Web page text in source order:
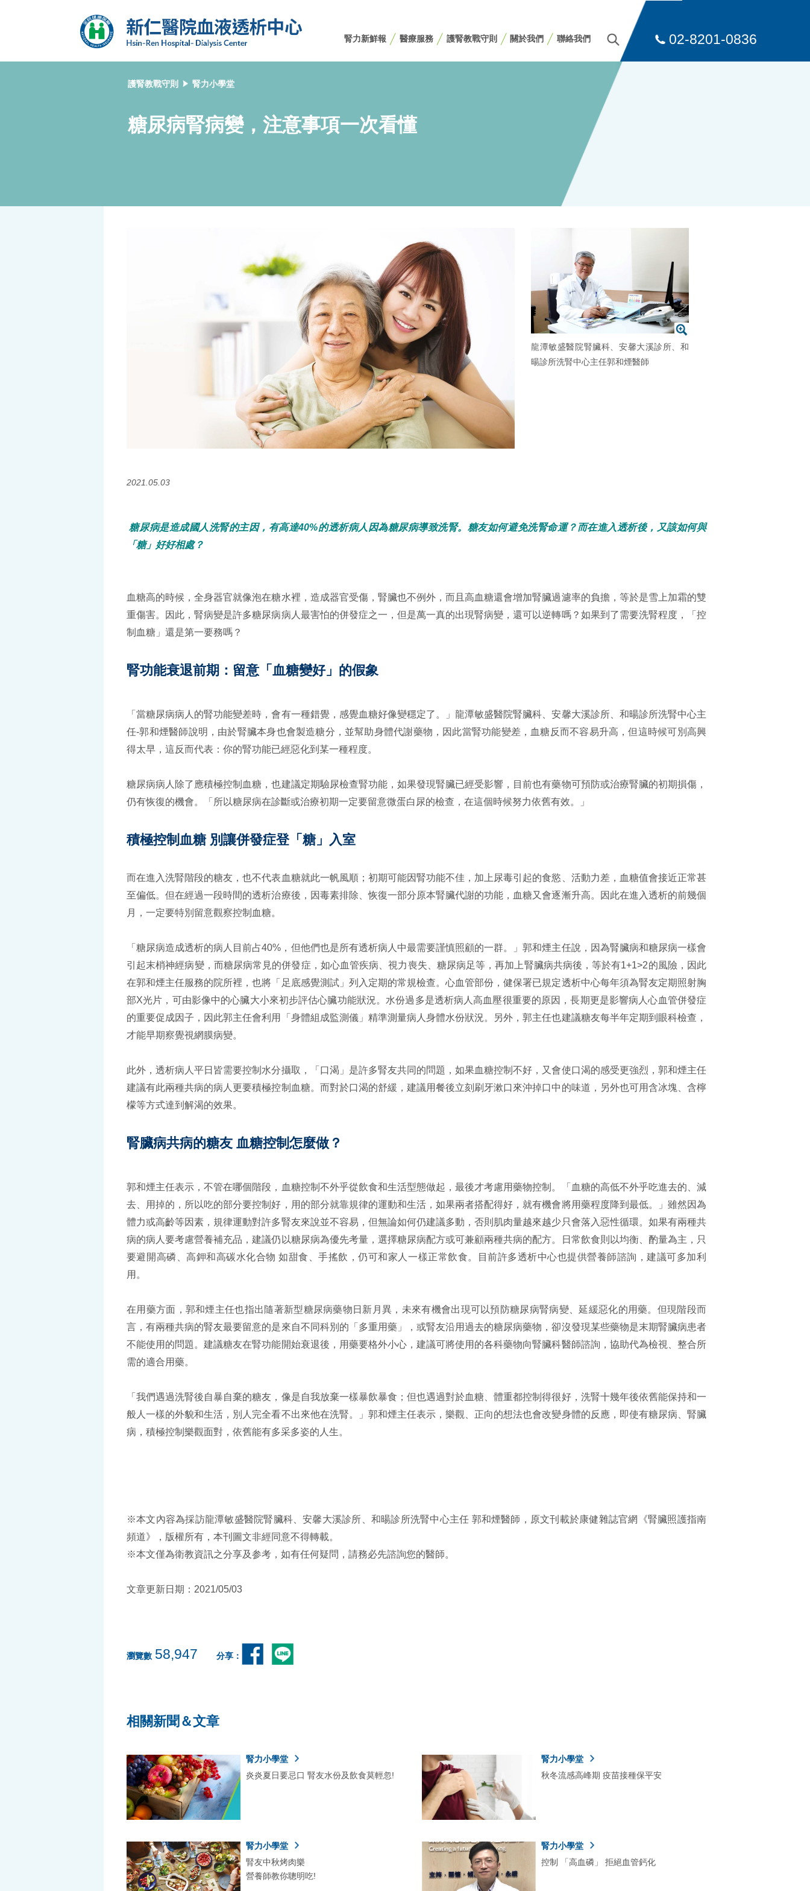
腎力新鮮報 醫療服務 護腎教戰守則 關於我們 聯絡我們 02-8201-0836
護腎教戰守則 腎力小學堂
糖尿病腎病變，注意事項一次看懂
龍潭敏盛醫院腎臟科、安馨大溪診所、和
暘診所洗腎中心主任郭和煙醫師
2021.05.03
糖尿病是造成國人洗腎的主因，有高達40%的透析病人因為糖尿病導致洗腎。糖友如何避免洗腎命運？而在進入透析後，又該如何與
「糖」好好相處？
血糖高的時候，全身器官就像泡在糖水裡，造成器官受傷，腎臟也不例外，而且高血糖還會增加腎臟過濾率的負擔，等於是雪上加霜的雙
重傷害。因此，腎病變是許多糖尿病病人最害怕的併發症之一，但是萬一真的出現腎病變，還可以逆轉嗎？如果到了需要洗腎程度，「控
制血糖」還是第一要務嗎？
腎功能衰退前期：留意「血糖變好」的假象
「當糖尿病病人的腎功能變差時，會有一種錯覺，感覺血糖好像變穩定了。」龍潭敏盛醫院腎臟科、安馨大溪診所、和暘診所洗腎中心主
任-郭和煙醫師說明，由於腎臟本身也會製造糖分，並幫助身體代謝藥物，因此當腎功能變差，血糖反而不容易升高，但這時候可別高興
得太早，這反而代表：你的腎功能已經惡化到某一種程度。
糖尿病病人除了應積極控制血糖，也建議定期驗尿檢查腎功能，如果發現腎臟已經受影響，目前也有藥物可預防或治療腎臟的初期損傷，
仍有恢復的機會。「所以糖尿病在診斷或治療初期一定要留意微蛋白尿的檢查，在這個時候努力依舊有效。」
積極控制血糖 別讓併發症登「糖」入室
而在進入洗腎階段的糖友，也不代表血糖就此一帆風順；初期可能因腎功能不佳，加上尿毒引起的食慾、活動力差，血糖值會接近正常甚
至偏低。但在經過一段時間的透析治療後，因毒素排除、恢復一部分原本腎臟代謝的功能，血糖又會逐漸升高。因此在進入透析的前幾個
月，一定要特別留意觀察控制血糖。
「糖尿病造成透析的病人目前占40%，但他們也是所有透析病人中最需要謹慎照顧的一群。」郭和煙主任說，因為腎臟病和糖尿病一樣會
引起末梢神經病變，而糖尿病常見的併發症，如心血管疾病、視力喪失、糖尿病足等，再加上腎臟病共病後，等於有1+1>2的風險，因此
在郭和煙主任服務的院所裡，也將「足底感覺測試」列入定期的常規檢查。心血管部份，健保署已規定透析中心每年須為腎友定期照射胸
部X光片，可由影像中的心臟大小來初步評估心臟功能狀況。水份過多是透析病人高血壓很重要的原因，長期更是影響病人心血管併發症
的重要促成因子，因此郭主任會利用「身體組成監測儀」精準測量病人身體水份狀況。另外，郭主任也建議糖友每半年定期到眼科檢查，
才能早期察覺視網膜病變。
此外，透析病人平日皆需要控制水分攝取，「口渴」是許多腎友共同的問題，如果血糖控制不好，又會使口渴的感受更強烈，郭和煙主任
建議有此兩種共病的病人更要積極控制血糖。而對於口渴的舒緩，建議用餐後立刻刷牙漱口來沖掉口中的味道，另外也可用含冰塊、含檸
檬等方式達到解渴的效果。
腎臟病共病的糖友 血糖控制怎麼做？
郭和煙主任表示，不管在哪個階段，血糖控制不外乎從飲食和生活型態做起，最後才考慮用藥物控制。「血糖的高低不外乎吃進去的、減
去、用掉的，所以吃的部分要控制好，用的部分就靠規律的運動和生活，如果兩者搭配得好，就有機會將用藥程度降到最低。」雖然因為
體力或高齡等因素，規律運動對許多腎友來說並不容易，但無論如何仍建議多動，否則肌肉量越來越少只會落入惡性循環。如果有兩種共
病的病人要考慮營養補充品，建議仍以糖尿病為優先考量，選擇糖尿病配方或可兼顧兩種共病的配方。日常飲食則以均衡、酌量為主，只
要避開高磷、高鉀和高碳水化合物 如甜食、手搖飲，仍可和家人一樣正常飲食。目前許多透析中心也提供營養師諮詢，建議可多加利
用。
在用藥方面，郭和煙主任也指出隨著新型糖尿病藥物日新月異，未來有機會出現可以預防糖尿病腎病變、延緩惡化的用藥。但現階段而
言，有兩種共病的腎友最要留意的是來自不同科別的「多重用藥」，或腎友沿用過去的糖尿病藥物，卻沒發現某些藥物是末期腎臟病患者
不能使用的問題。建議糖友在腎功能開始衰退後，用藥要格外小心，建議可將使用的各科藥物向腎臟科醫師諮詢，協助代為檢視、整合所
需的適合用藥。
「我們遇過洗腎後自暴自棄的糖友，像是自我放棄一樣暴飲暴食；但也遇過對於血糖、體重都控制得很好，洗腎十幾年後依舊能保持和一
般人一樣的外貌和生活，別人完全看不出來他在洗腎。」郭和煙主任表示，樂觀、正向的想法也會改變身體的反應，即使有糖尿病、腎臟
病，積極控制樂觀面對，依舊能有多采多姿的人生。
※本文內容為採訪龍潭敏盛醫院腎臟科、安馨大溪診所、和暘診所洗腎中心主任 郭和煙醫師，原文刊載於康健雜誌官網《腎臟照護指南
頻道》，版權所有，本刊圖文非經同意不得轉載。
※本文僅為衛教資訊之分享及参考，如有任何疑問，請務必先諮詢您的醫師。
文章更新日期：2021/05/03
瀏覽數 58,947 分享：
相關新聞＆文章
腎力小學堂
炎炎夏日要忌口 腎友水份及飲食莫輕忽!
腎力小學堂
秋冬流感高峰期 疫苗接種保平安
腎力小學堂
腎友中秋烤肉樂
營養師教你聰明吃!
腎力小學堂
控制 「高血磷」 拒絕血管鈣化